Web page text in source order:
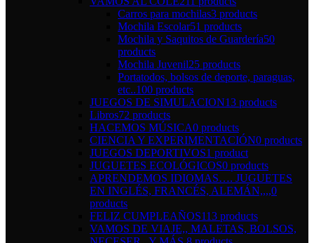
Carros para mochilas3 products
Mochila Escolar51 products
Mochila y Saquitos de Guardería50
products
Mochila Juvenil25 products
Portatodos, bolsos de deporte, paraguas,
etc..100 products
JUEGOS DE SIMULACION13 products
Libros72 products
HACEMOS MÚSICA0 products
CIENCIA Y EXPERIMENTACIÓN0 products
JUEGOS DEPORTIVOS1 product
JUGUETES ECOLÓGICOS0 products
APRENDEMOS IDIOMAS…. JUGUETES
EN INGLÉS, FRANCÉS, ALEMÁN,,,,0
products
FELIZ CUMPLEAÑOS113 products
VAMOS DE VIAJE,, MALETAS, BOLSOS,